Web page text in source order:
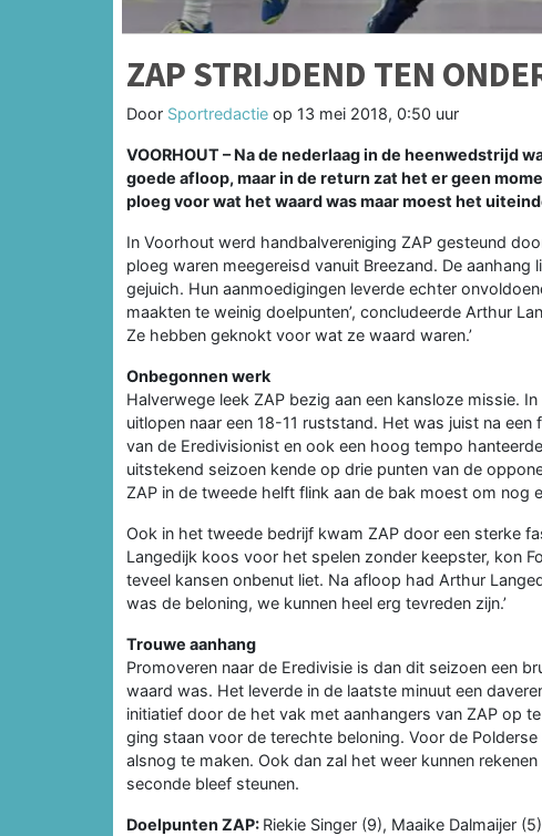
ZAP STRIJDEND TEN
Door Sportredactie op 13 mei 2018, 0:50 uur
VOORHOUT –Na de nederlaag in de heenwedstrijd
goede afloop, maar in de return zat het er geen
ploeg voor wat het waard wasmaar moest het
In Voorhout werd handbalvereniging ZAP gesteund
ploeg waren meegereisd vanuit Breezand. De
gejuich. Hun aanmoedigingen leverde echter
maakten te weinig doelpunten’, concludeerde Arthur
Ze hebben geknokt voor wat ze waard waren.’
Onbegonnen werk
Halverwege leek ZAP bezig aan een kansloze missie.
uitlopen naar een 18-11 ruststand. Het was juist na
van de Eredivisionist en ook een hoog tempo
uitstekend seizoen kende op drie punten van de
ZAP in de tweede helft flink aan de bak moest om nog
Ook in het tweede bedrijf kwam ZAP door een sterke
Langedijk koos voor het spelen zonder keepster, kon
teveel kansen onbenut liet. Na afloop had Arthur
was de beloning, we kunnen heel erg tevreden zijn.’
Trouwe aanhang
Promoveren naar de Eredivisie is dan dit seizoen een
waard was. Het leverde in de laatste minuut een
initiatief door de het vak met aanhangers van ZAP op
ging staan voor de terechte beloning. Voor de
alsnog te maken. Ook dan zal het weer kunnen
seconde bleef steunen.
Doelpunten ZAP: Riekie Singer (9), Maaike Dalmaijer